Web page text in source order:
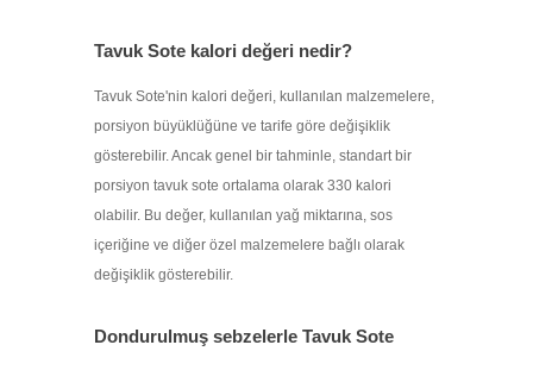
Tavuk Sote kalori değeri nedir?
Tavuk Sote'nin kalori değeri, kullanılan malzemelere,
porsiyon büyüklüğüne ve tarife göre değişiklik
gösterebilir. Ancak genel bir tahminle, standart bir
porsiyon tavuk sote ortalama olarak 330 kalori
olabilir. Bu değer, kullanılan yağ miktarına, sos
içeriğine ve diğer özel malzemelere bağlı olarak
değişiklik gösterebilir.
Dondurulmuş sebzelerle Tavuk Sote